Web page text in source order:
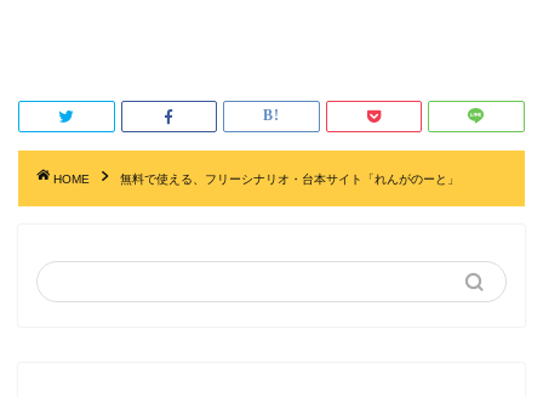
HOME 無料で使える、フリーシナリオ・台本サイト「れんがのーと」